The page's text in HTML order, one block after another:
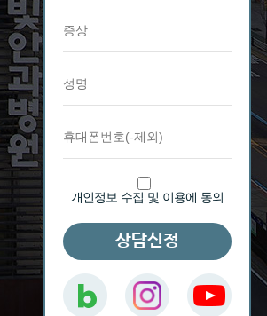
개인정보 수집 및 이용에 동의
상담신청